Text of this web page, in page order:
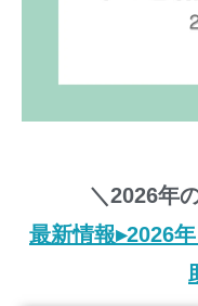
＼2026年
最新情報▸2026